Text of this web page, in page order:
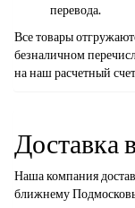
перевода.
Все товары
безналичном
на наш расчетный
Наша компания
ближнему